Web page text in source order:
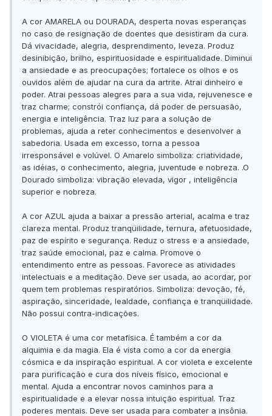
A cor AMARELA ou DOURADA, desperta novas esperanças
no caso de resignação de doentes que desistiram da cura.
Dá vivacidade, alegria, desprendimento, leveza. Produz
desinibição, brilho, espirituosidade e espiritualidade. Diminui
a ansiedade e as preocupações; fortalece os olhos e os
ouvidos além de ajudar na cura da artrite. Atrai dinheiro e
poder. Atrai pessoas alegres para a sua vida, rejuvenesce e
traz charme; constrói confiança, dá poder de persuasão,
energia e inteligência. Traz luz para a solução de
problemas, ajuda a reter conhecimentos e desenvolver a
sabedoria. Usada em excesso, torna a pessoa
irresponsável e volúvel. O Amarelo simboliza: criatividade,
as idéias, o conhecimento, alegria, juventude e nobreza. .O
Dourado simboliza: vibração elevada, vigor , inteligência
superior e nobreza.
A cor AZUL ajuda a baixar a pressão arterial, acalma e traz
clareza mental. Produz tranqüilidade, ternura, afetuosidade,
paz de espírito e segurança. Reduz o stress e a ansiedade,
traz saúde emocional, paz e calma. Promove o
entendimento entre as pessoas. Favorece as atividades
intelectuais e a meditação. Deve ser usada, ao acordar, por
quem tem problemas respiratórios. Simboliza: devoção, fé,
aspiração, sinceridade, lealdade, confiança e tranqüilidade.
Não possui contra-indicações.
O VIOLETA é uma cor metafísica. É também a cor da
alquimia e da magia. Ela é vista como a cor da energia
cósmica e da inspiração espiritual. A cor violeta e excelente
para purificação e cura dos níveis físico, emocional e
mental. Ajuda a encontrar novos caminhos para a
espiritualidade e a elevar nossa intuição espiritual. Traz
poderes mentais. Deve ser usada para combater a insônia.